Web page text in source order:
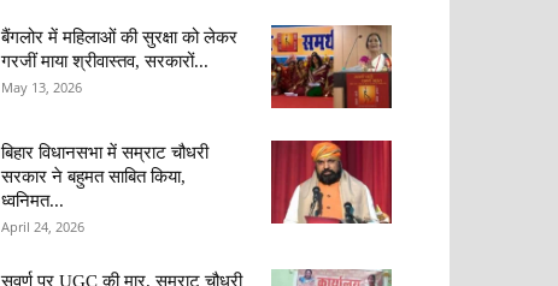
बैंगलोर में महिलाओं की सुरक्षा को लेकर
गरजीं माया श्रीवास्तव, सरकारों...
May 13, 2026
बिहार विधानसभा में सम्राट चौधरी
सरकार ने बहुमत साबित किया,
ध्वनिमत...
April 24, 2026
सवर्ण पर UGC की मार, सम्राट चौधरी